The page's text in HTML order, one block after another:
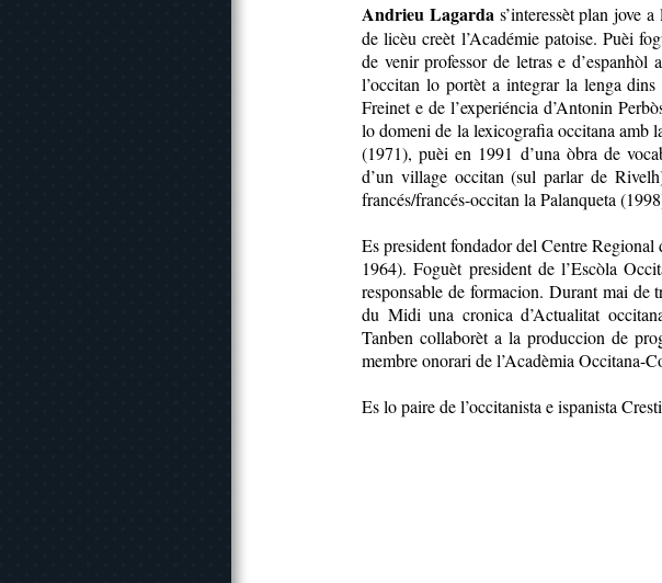
Andrieu Lagarda s’interessèt plan jove
de licèu creèt l’Académie patoise. Puèi
de venir professor de letras e d’espanhòl
l’occitan lo portèt a integrar la lenga dins
Freinet e de l’experiéncia d’Antonin
lo domeni de la lexicografia occitana amb
(1971), puèi en 1991 d’una òbra de
d’un village occitan (sul parlar de
francés/francés-occitan la Palanqueta
Es president fondador del Centre Regional
1964). Foguèt president de l’Escòla
responsable de formacion. Durant mai de
du Midi una cronica d’Actualitat
Tanben collaborèt a la produccion de
membre onorari de l’Acadèmia Occitana-
Es lo paire de l’occitanista e ispanista